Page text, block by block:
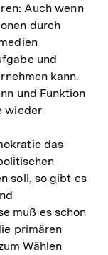
Auch wenn
durch
und
kann.
und Funktion
wieder
das
soll, so gibt es
muß es schon
primären
Wählen